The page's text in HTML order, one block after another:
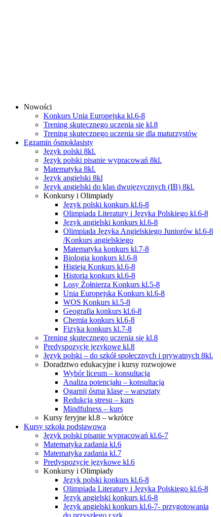
Nowości
Konkurs Unia Europejska kl.6-8
Trening skutecznego uczenia się kl.8
Trening skutecznego uczenia się dla maturzystów
Egzamin ósmoklasisty
Język polski 8kl.
Język polski pisanie wypracowań 8kl.
Matematyka 8kl.
Język angielski 8kl
Język angielski do klas dwujęzycznych (IB) 8kl.
Konkursy i Olimpiady
Język polski konkurs kl.6-8
Olimpiada Literatury i Języka Polskiego kl.6-8
Język angielski konkurs kl.6-8
Olimpiada Języka Angielskiego Juniorów kl.6-8
/Konkurs angielskiego
Matematyka konkurs kl.7-8
Biologia konkurs kl.6-8
Higieja Konkurs kl.6-8
Historia konkurs kl.6-8
Losy Żołnierza Konkurs kl.5-8
Unia Europejska Konkurs kl.6-8
WOS Konkurs kl.5-8
Geografia konkurs kl.6-8
Chemia konkurs kl.6-8
Fizyka konkurs kl.7-8
Trening skutecznego uczenia się kl.8
Predyspozycje językowe kl.8
Język polski – do szkół społecznych i prywatnych 8kl.
Doradztwo edukacyjne i kursy rozwojowe
Wybór liceum – konsultacja
Analiza potencjału – konsultacja
Ogarnij ósmą klasę – warsztaty
Redukcja stresu – kurs
Mindfulness – kurs
Kursy feryjne kl.8 – wkrótce
Kursy szkoła podstawowa
Język polski pisanie wypracowań kl.6-7
Matematyka zadania kl.6
Matematyka zadania kl.7
Predyspozycje językowe kl.6
Konkursy i Olimpiady
Język polski konkurs kl.6-8
Olimpiada Literatury i Języka Polskiego kl.6-8
Język angielski konkurs kl.6-8
Język angielski konkurs kl.6-7- przygotowania
do przyszłego r.szk.